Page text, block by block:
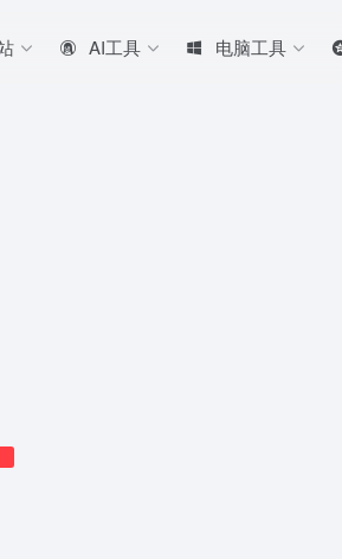
AI工具 电脑工具